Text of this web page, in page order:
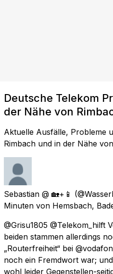
Deutsche Telekom
der Nähe von
Aktuelle Ausfälle, Probleme
Rimbach und in der Nähe
Sebastian @ 🏡+📱
Minuten von Hemsbach,
@Grisu1805 @Telekom_hilft
beiden stammen allerdings
„Routerfreiheit“ bei
noch ein Fremdwort war;
wohl leider Gegenstellen-